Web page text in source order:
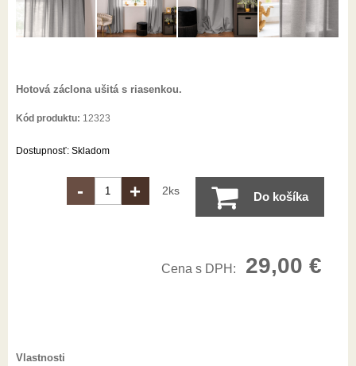
Hotová záclona ušitá s riasenkou.
Kód produktu: 12323
Dostupnosť: Skladom
- + 2ks Do košíka
Cena s DPH: 29,00 €
Vlastnosti